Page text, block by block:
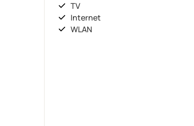
TV
Internet
WLAN